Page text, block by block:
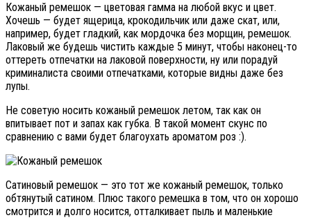
Кожаный ремешок — цветовая гамма на любой вкус и цвет.
Хочешь — будет ящерица, крокодильчик или даже скат, или,
например, будет гладкий, как мордочка без морщин, ремешок.
Лаковый же будешь чистить каждые 5 минут, чтобы наконец-то
оттереть отпечатки на лаковой поверхности, ну или порадуй
криминалиста своими отпечатками, которые видны даже без
лупы.
Не советую носить кожаный ремешок летом, так как он
впитывает пот и запах как губка. В такой момент скунс по
сравнению с вами будет благоухать ароматом роз :).
Сатиновый ремешок — это тот же кожаный ремешок, только
обтянутый сатином. Плюс такого ремешка в том, что он хорошо
смотрится и долго носится, отталкивает пыль и маленькие